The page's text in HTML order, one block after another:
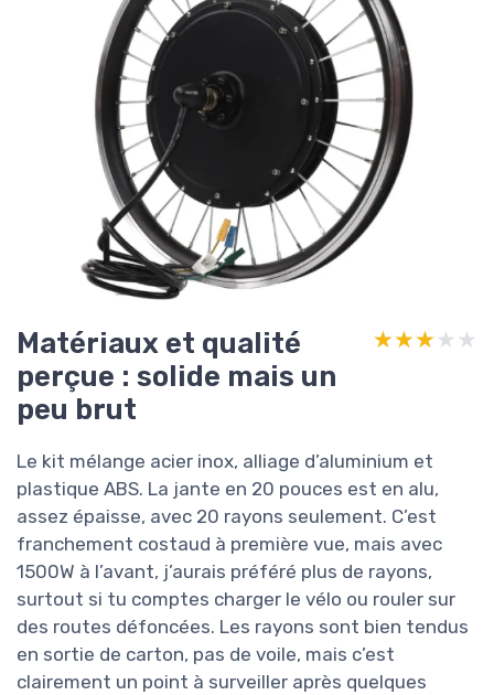
Matériaux et qualité
perçue : solide mais un
peu brut
★★★★★
★★★★★
Le kit mélange acier inox, alliage d’aluminium et
plastique ABS. La jante en 20 pouces est en alu,
assez épaisse, avec 20 rayons seulement. C’est
franchement costaud à première vue, mais avec
1500W à l’avant, j’aurais préféré plus de rayons,
surtout si tu comptes charger le vélo ou rouler sur
des routes défoncées. Les rayons sont bien tendus
en sortie de carton, pas de voile, mais c’est
clairement un point à surveiller après quelques